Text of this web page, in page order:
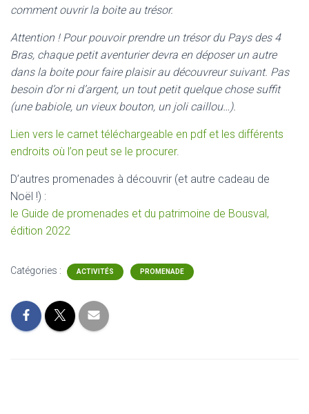
comment ouvrir la boite au trésor.
Attention ! Pour pouvoir prendre un trésor du Pays des 4
Bras, chaque petit aventurier devra en déposer un autre
dans la boite pour faire plaisir au découvreur suivant. Pas
besoin d’or ni d’argent, un tout petit quelque chose suffit
(une babiole, un vieux bouton, un joli caillou…).
Lien vers le carnet téléchargeable en pdf et les différents
endroits où l’on peut se le procurer.
D’autres promenades à découvrir (et autre cadeau de
Noël !) :
le Guide de promenades et du patrimoine de Bousval,
édition 2022
Catégories : ACTIVITÉS PROMENADE